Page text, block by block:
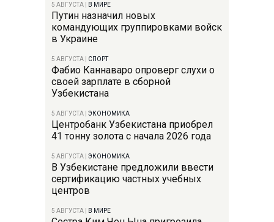
5 АВГУСТА В МИРЕ
Путин назначил новых
командующих группировками войск
в Украине
5 АВГУСТА СПОРТ
Фабио Каннаваро опроверг слухи о
своей зарплате в сборной
Узбекистана
5 АВГУСТА ЭКОНОМИКА
Центробанк Узбекистана приобрел
41 тонну золота с начала 2026 года
5 АВГУСТА ЭКОНОМИКА
В Узбекистане предложили ввести
сертификацию частных учебных
центров
5 АВГУСТА В МИРЕ